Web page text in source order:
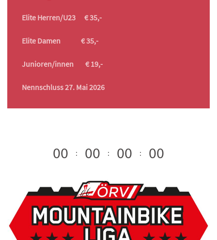
Elite Herren/U23 € 35,-
Elite Damen € 35,-
Junioren/innen € 19,-
Nennschluss 27. Mai 2026
00 : 00 : 00 : 00